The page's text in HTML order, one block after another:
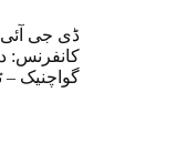
ڈی جی آئی
کانفرنس:
گواچنیک